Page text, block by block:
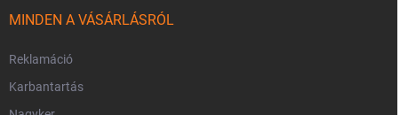
MINDEN A VÁSÁRLÁSRÓL
Reklamáció
Karbantartás